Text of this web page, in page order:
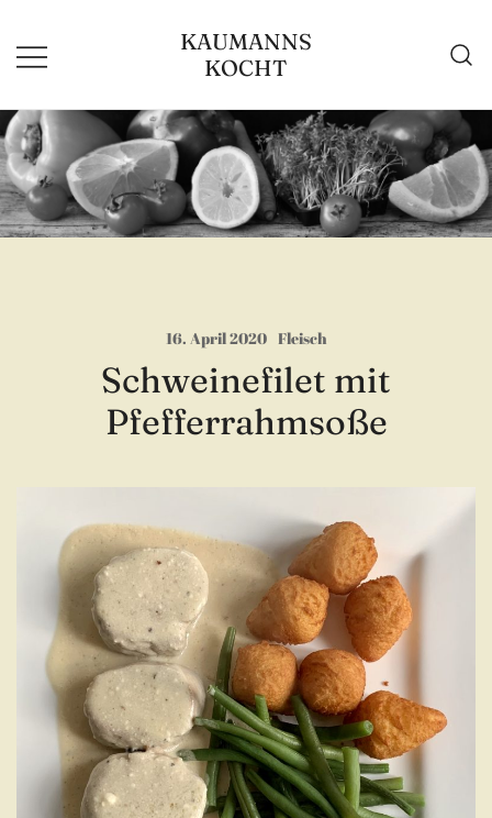
Inhalt
springen
KAUMANNS
KOCHT
16. April 2020 Fleisch
Schweinefilet mit
Pfefferrahmsoße